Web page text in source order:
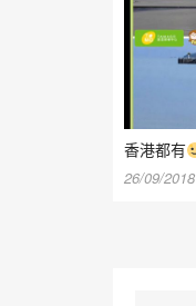
香港都有
26/09/2018